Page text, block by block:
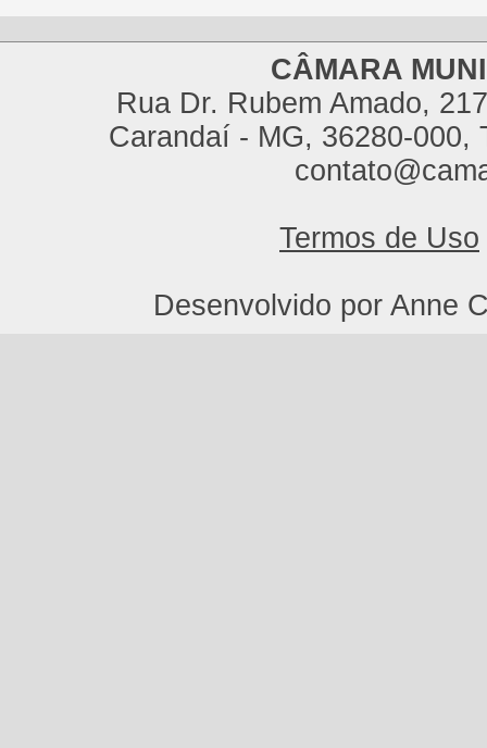
CÂMARA
Rua Dr. Rubem Amado,
Carandaí - MG, 36280-000,
Termos de Uso
Desenvolvido por Anne